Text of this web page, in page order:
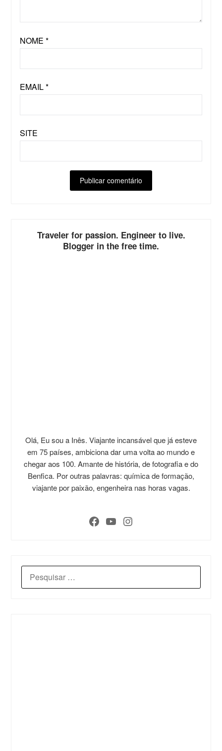
NOME *
EMAIL*
SITE
Traveler for passion. Engineer to live.
Blogger in the free time.
Olá, Eu sou a Inês. Viajante incansável que já esteve
em 75 países, ambiciona dar uma volta ao mundo e
chegar aos 100. Amante de história, de fotografia e do
Benfica. Por outras palavras: química de formação,
viajante por paixão, engenheira nas horas vagas.